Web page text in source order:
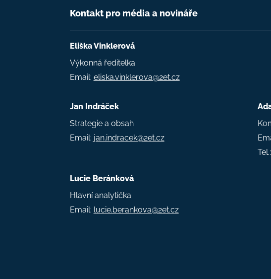
Kontakt pro média a novináře
Eliška Vinklerová
Výkonná ředitelka
Email: eliska.vinklerova@2et.cz
Jan Indráček
Strategie a obsah
Email: jan.indracek@2et.cz
Tel.:
Lucie Beránková
Hlavní analytička
Email: lucie.berankova@2et.cz